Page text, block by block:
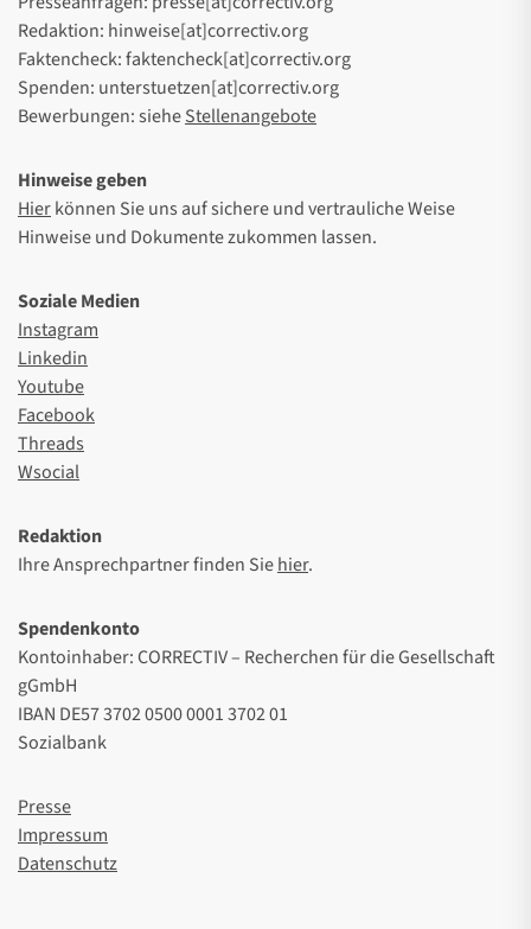
Redaktion: hinweise[at]correctiv.org
Faktencheck: faktencheck[at]correctiv.org
Spenden: unterstuetzen[at]correctiv.org
Bewerbungen: sieheStellenangebote
Hinweise geben
Hierkönnen Sie uns auf sichere und vertrauliche Weise
Hinweise und Dokumente zukommen lassen.
Soziale Medien
Instagram
Linkedin
Youtube
Facebook
Threads
Wsocial
Redaktion
Ihre Ansprechpartner finden Siehier.
Spendenkonto
Kontoinhaber: CORRECTIV – Recherchen für die Gesellschaft
gGmbH
IBAN DE57 3702 0500 0001 3702 01
Sozialbank
Presse
Impressum
Datenschutz